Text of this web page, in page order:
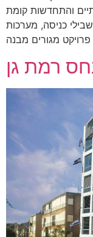
והתחדשות קומת
שבילי כניסה, מערכות
רמת גן